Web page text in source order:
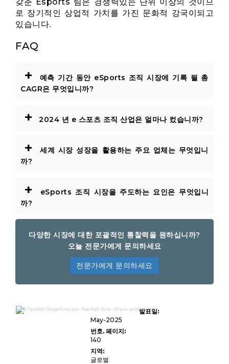
로 장기적인 상업적 가치를 가진 문화적 강국이되고
있습니다.
FAQ
+
예측 기간 동안 eSports 조직 시장에 기록 될 총
CAGR은 무엇입니까?
+ 2024 년 e 스포츠 조직 산업은 얼마나 컸습니까?
+
세계 시장 성장을 활용하는 주요 업체는 무엇입니
까?
+
eSports 조직 시장을 주도하는 요인은 무엇입니
까?
다양한 시장에 대한 포괄적인 통찰력을 원하십니까?
오늘 전문가에게 문의하세요
전문가에게 문의하세요
eSports 조직 시장 규모, 공유, 성장 및
산업 분석, 수익원 (스폰서 십, 미디어 권
리, 상품, 토너먼트 상금, 콘텐츠 제작) 별
게임 장르 (Moba, FPS, Battle Royale,
Sports Simulation, Fighting, RT)의
플랫폼 (PC, Console, Mobile, Sports
Franchise 소유, 엔터테인먼트 구성 및
지역 구성), 202-20-20-202, 202-20-
발표일:
May-2025
번호. 페이지:
140
지역:
글로벌